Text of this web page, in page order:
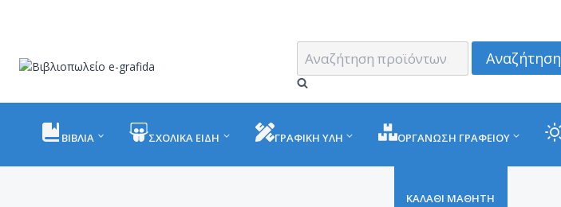
για:
Αναζήτηση
ΒΙΒΛΙΑ ΣΧΟΛΙΚΑ ΕΙΔΗ ΓΡΑΦΙΚΗ ΥΛΗ ΟΡΓΑΝΩΣΗ ΓΡΑΦΕΙΟΥ
ΚΑΛΑΘΙ ΜΑΘΗΤΗ